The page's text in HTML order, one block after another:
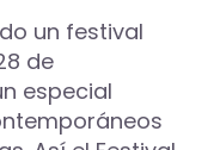
un festival
de
especial